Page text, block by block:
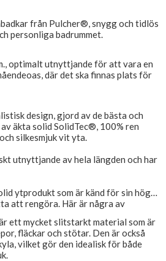
från Pulcher®, snygg och tidlös
personliga badrummet.
optimalt utnyttjande för att vara en
där det ska finnas plats för
design, gjord av de bästa och
äkta solid SolidTec®, 100% ren
silkesmjuk vit yta.
utnyttjande av hela längden och har
ytprodukt som är känd för sin höga
att rengöra. Här är några av
ett mycket slitstarkt material som är
fläckar och stötar. Den är också
vilket gör den idealisk för både